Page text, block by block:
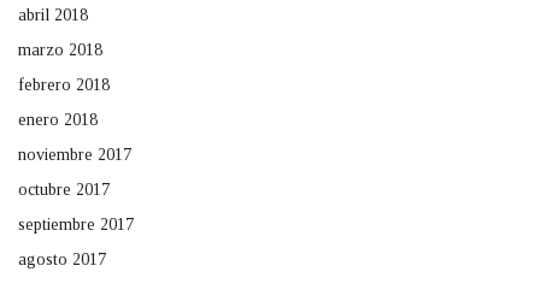
abril 2018
marzo 2018
febrero 2018
enero 2018
noviembre 2017
octubre 2017
septiembre 2017
agosto 2017